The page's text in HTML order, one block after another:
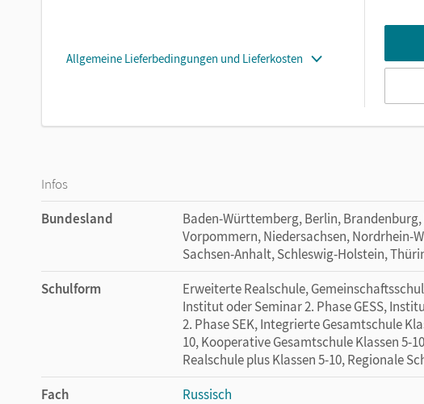
Allgemeine Lieferbedingungen und Lieferkosten
Infos
Bundesland
Baden-Württemberg, Berlin,
Vorpommern, Niedersachsen, Nordrhein-
Sachsen-Anhalt, Schleswig-Holstein,
Schulform
Erweiterte Realschule,
Institut oder Seminar 2. Phase GESS,
2. Phase SEK, Integrierte Gesamtschule
10, Kooperative Gesamtschule Klassen 5-
Realschule plus Klassen 5-10, Regionale
Fach
Russisch